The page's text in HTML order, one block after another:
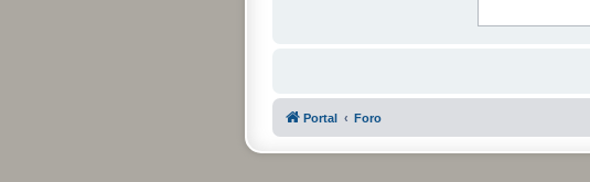
Portal Foro